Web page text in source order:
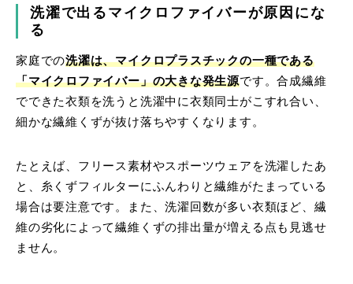
洗濯で出るマイクロファイバーが原因にな
る
家庭での洗濯は、マイクロプラスチックの一種である
「マイクロファイバー」の大きな発生源です。合成繊維
でできた衣類を洗うと洗濯中に衣類同士がこすれ合い、
細かな繊維くずが抜け落ちやすくなります。
たとえば、フリース素材やスポーツウェアを洗濯したあ
と、糸くずフィルターにふんわりと繊維がたまっている
場合は要注意です。また、洗濯回数が多い衣類ほど、繊
維の劣化によって繊維くずの排出量が増える点も見逃せ
ません。